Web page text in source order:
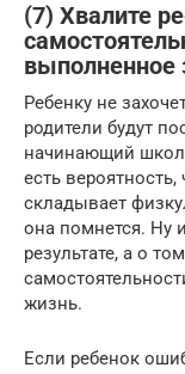
(7) Хвалите
выполненное
Ребенку не
родители будут
начинающий
есть
складывает
она помнется. Ну
результате, а о
жизнь.
Если ребенок